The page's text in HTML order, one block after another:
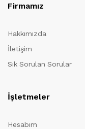
Firmamız
Hakkımızda
İletişim
Sık Sorulan Sorular
İşletmeler
Hesabım